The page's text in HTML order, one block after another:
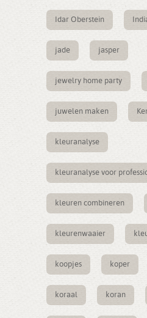
Idar Oberstein
jade jasper
jewelry home party
juwelen maken
kleuranalyse
kleuranalyse voor
kleuren combineren
kleurenwaaier
koopjes koper
koraal koran